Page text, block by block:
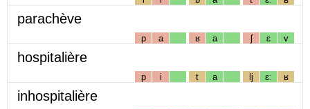
parachève
p a ʁ a ʃ ɛ v
hospitalière
p i t a lj ɛː ʁ
inhospitalière